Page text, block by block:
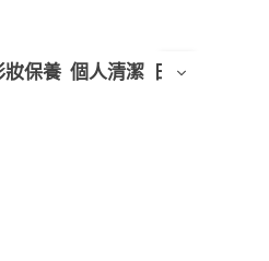
妝保養 個人清潔 日用/紙品